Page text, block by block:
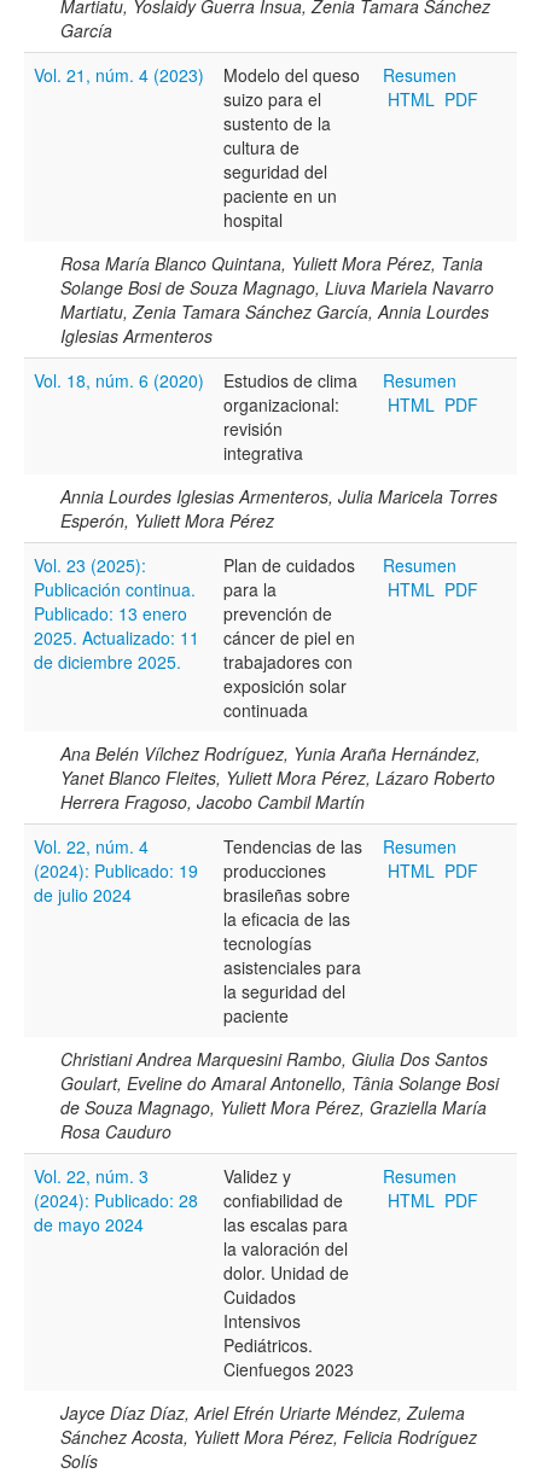
Martiatu, Yoslaidy Guerra Insua, Zenia Tamara Sánchez
García
Vol. 21, núm. 4 (2023)
Modelo del queso
suizo para el
sustento de la
cultura de
seguridad del
paciente en un
hospital
Resumen
HTML PDF
Rosa María Blanco Quintana, Yuliett Mora Pérez, Tania
Solange Bosi de Souza Magnago, Liuva Mariela Navarro
Martiatu, Zenia Tamara Sánchez García, Annia Lourdes
Iglesias Armenteros
Vol. 18, núm. 6 (2020)
Estudios de clima
organizacional:
revisión
integrativa
Resumen
HTML PDF
Annia Lourdes Iglesias Armenteros, Julia Maricela Torres
Esperón, Yuliett Mora Pérez
Vol. 23 (2025):
Publicación continua.
Publicado: 13 enero
2025. Actualizado: 11
de diciembre 2025.
Plan de cuidados
para la
prevención de
cáncer de piel en
trabajadores con
exposición solar
continuada
Resumen
HTML PDF
Ana Belén Vílchez Rodríguez, Yunia Araña Hernández,
Yanet Blanco Fleites, Yuliett Mora Pérez, Lázaro Roberto
Herrera Fragoso, Jacobo Cambil Martín
Vol. 22, núm. 4
(2024): Publicado: 19
de julio 2024
Tendencias de las
producciones
brasileñas sobre
la eficacia de las
tecnologías
asistenciales para
la seguridad del
paciente
Resumen
HTML PDF
Christiani Andrea Marquesini Rambo, Giulia Dos Santos
Goulart, Eveline do Amaral Antonello, Tânia Solange Bosi
de Souza Magnago, Yuliett Mora Pérez, Graziella María
Rosa Cauduro
Vol. 22, núm. 3
(2024): Publicado: 28
de mayo 2024
Validez y
confiabilidad de
las escalas para
la valoración del
dolor. Unidad de
Cuidados
Intensivos
Pediátricos.
Cienfuegos 2023
Resumen
HTML PDF
Jayce Díaz Díaz, Ariel Efrén Uriarte Méndez, Zulema
Sánchez Acosta, Yuliett Mora Pérez, Felicia Rodríguez
Solís